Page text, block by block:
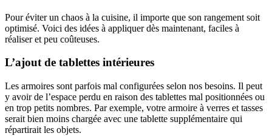
Pour éviter un chaos à la cuisine, il importe que son rangement soit
optimisé. Voici des idées à appliquer dès maintenant, faciles à
réaliser et peu coûteuses.
L’ajout de tablettes intérieures
Les armoires sont parfois mal configurées selon nos besoins. Il peut
y avoir de l’espace perdu en raison des tablettes mal positionnées ou
en trop petits nombres. Par exemple, votre armoire à verres et tasses
serait bien moins chargée avec une tablette supplémentaire qui
répartirait les objets.